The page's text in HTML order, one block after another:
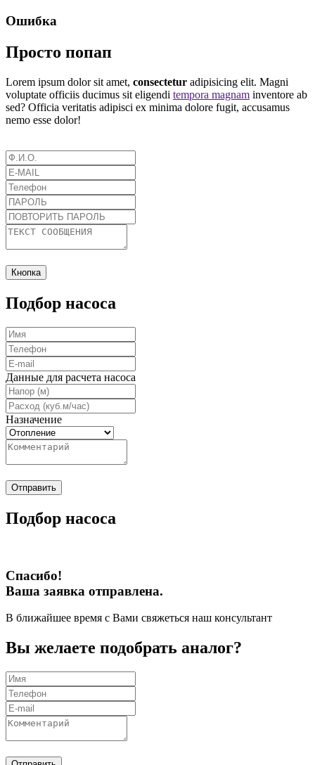
Ошибка
Просто попап
Lorem ipsum dolor sit amet, consectetur adipisicing elit. Magni
voluptate officiis ducimus sit eligendi tempora magnam inventore ab
sed? Officia veritatis adipisci ex minima dolore fugit, accusamus
nemo esse dolor!
Кнопка
Подбор насоса
Данные для расчета насоса
Назначение
Отправить
Подбор насоса
Спасибо!
Ваша заявка отправлена.
В ближайшее время с Вами свяжеться наш консультант
Вы желаете подобрать аналог?